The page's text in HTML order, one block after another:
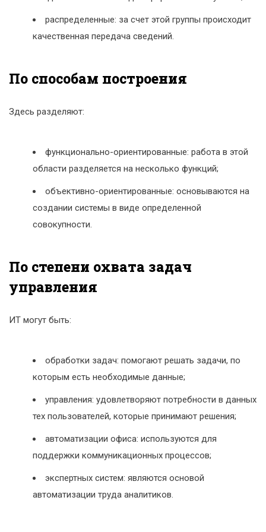
распределенные: за счет этой группы происходит
качественная передача сведений.
По способам построения
Здесь разделяют:
функционально-ориентированные: работа в этой
области разделяется на несколько функций;
объективно-ориентированные: основываются на
создании системы в виде определенной
совокупности.
По степени охвата задач
управления
ИТ могут быть:
обработки задач: помогают решать задачи, по
которым есть необходимые данные;
управления: удовлетворяют потребности в данных
тех пользователей, которые принимают решения;
автоматизации офиса: используются для
поддержки коммуникационных процессов;
экспертных систем: являются основой
автоматизации труда аналитиков.